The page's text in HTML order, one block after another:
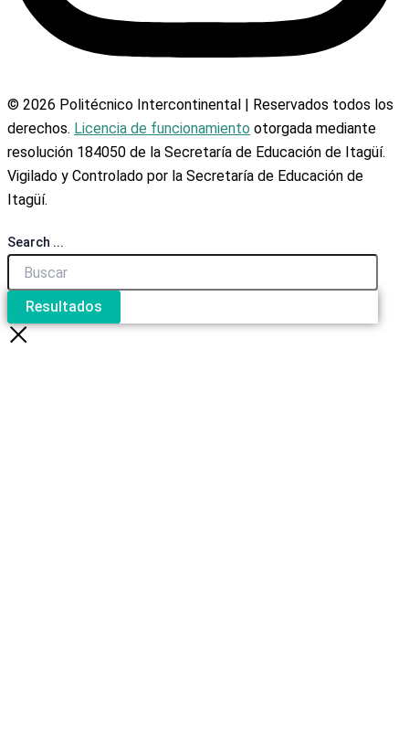
© 2026 Politécnico Intercontinental | Reservados todos los
derechos. Licencia de funcionamiento otorgada mediante
resolución 184050 de la Secretaría de Educación de Itagüí.
Vigilado y Controlado por la Secretaría de Educación de
Itagüí.
Search ...
Resultados